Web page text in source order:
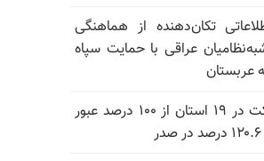
تکان‌دهنده از هماهنگی
عراقی با حمایت سپاه
عربستان
شاخص فلاکت در ۱۹ استان از ۱۰۰ درصد عبور